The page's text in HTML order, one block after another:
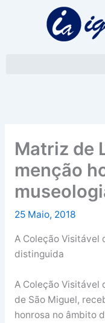
Matriz de
menção
25 Maio, 2018
A Coleção Visitável
distinguida
A Coleção Visitável
de São Miguel,
honrosa no âmbito